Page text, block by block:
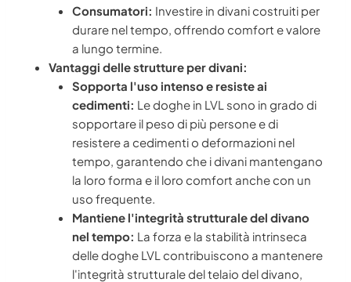
Consumatori: Investire in divani costruiti per
durare nel tempo, offrendo comfort e valore
a lungo termine.
Vantaggi delle strutture per divani:
Sopporta l'uso intenso e resiste ai
cedimenti: Le doghe in LVL sono in grado di
sopportare il peso di più persone e di
resistere a cedimenti o deformazioni nel
tempo, garantendo che i divani mantengano
la loro forma e il loro comfort anche con un
uso frequente.
Mantiene l'integrità strutturale del divano
nel tempo: La forza e la stabilità intrinseca
delle doghe LVL contribuiscono a mantenere
l'integrità strutturale del telaio del divano,